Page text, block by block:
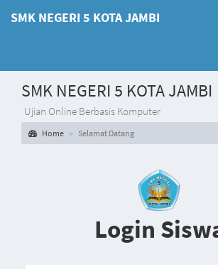
SMK NEGERI 5 KOTA JAMBI
SMK NEGERI 5 KOTA JAMBI
Ujian Online Berbasis Komputer
Home Selamat Datang
Login